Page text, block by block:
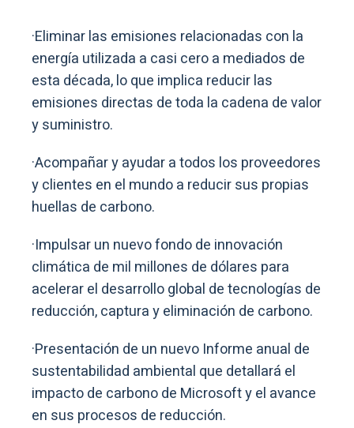
·Eliminar las emisiones relacionadas con la
energía utilizada a casi cero a mediados de
esta década, lo que implica reducir las
emisiones directas de toda la cadena de valor
y suministro.
·Acompañar y ayudar a todos los proveedores
y clientes en el mundo a reducir sus propias
huellas de carbono.
·Impulsar un nuevo fondo de innovación
climática de mil millones de dólares para
acelerar el desarrollo global de tecnologías de
reducción, captura y eliminación de carbono.
·Presentación de un nuevo Informe anual de
sustentabilidad ambiental que detallará el
impacto de carbono de Microsoft y el avance
en sus procesos de reducción.